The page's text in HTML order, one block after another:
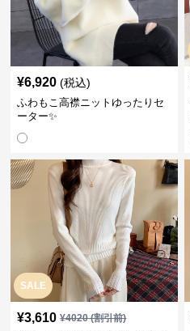
¥6,920 (税込)
ふわもこ高襟ニットゆったりセ
ーター✨
SALE
¥3,610 ¥4020(割引前)